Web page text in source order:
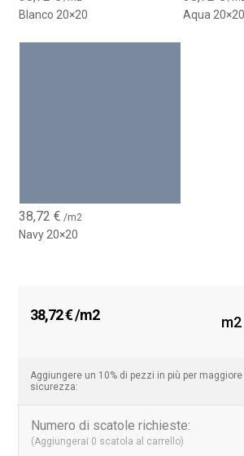
Blanco 20×20 Aqua 20×20
38,72€ /m2
Navy 20×20
38,72€/m2 m2
Aggiungere un 10% di pezzi in più per maggiore
sicurezza:
Numero di scatole richieste:
(Aggiungerai 0 scatola al carrello)